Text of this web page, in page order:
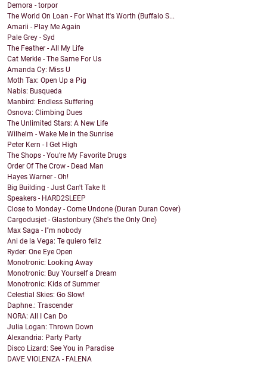
Demora - torpor
The World On Loan - For What It's Worth (Buffalo S...
Amarii - Play Me Again
Pale Grey - Syd
The Feather - All My Life
Cat Merkle - The Same For Us
Amanda Cy: Miss U
Moth Tax: Open Up a Pig
Nabis: Busqueda
Manbird: Endless Suffering
Osnova: Climbing Dues
The Unlimited Stars: A New Life
Wilhelm - Wake Me in the Sunrise
Peter Kern - I Get High
The Shops - You're My Favorite Drugs
Order Of The Crow - Dead Man
Hayes Warner - Oh!
Big Building - Just Can't Take It
Speakers - HARD2SLEEP
Close to Monday - Come Undone (Duran Duran Cover)
Cargodusjet - Glastonbury (She's the Only One)
Max Saga - I"m nobody
Ani de la Vega: Te quiero feliz
Ryder: One Eye Open
Monotronic: Looking Away
Monotronic: Buy Yourself a Dream
Monotronic: Kids of Summer
Celestial Skies: Go Slow!
Daphne.: Trascender
NORA: All I Can Do
Julia Logan: Thrown Down
Alexandria: Party Party
Disco Lizard: See You in Paradise
DAVE VIOLENZA - FALENA